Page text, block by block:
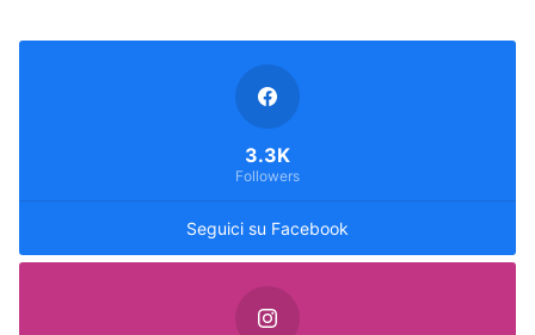
Seguici su Facebook
3.3K
Followers